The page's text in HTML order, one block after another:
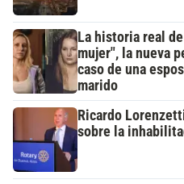
La historia real
mujer", la nueva
caso de una
marido
Ricardo
sobre la